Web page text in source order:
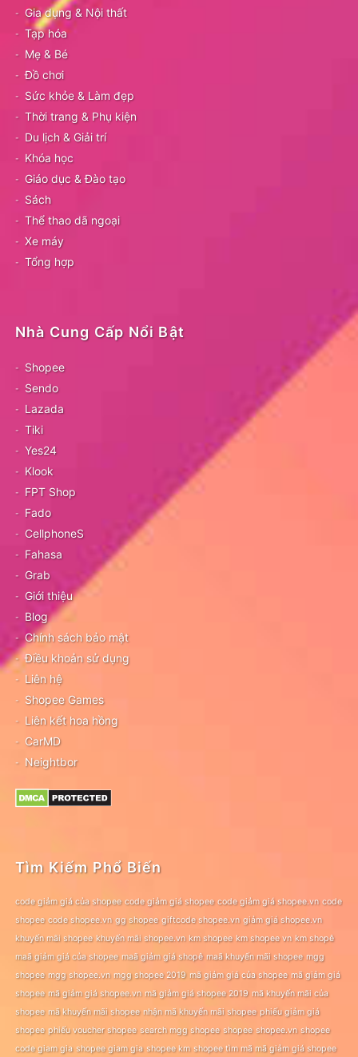
Gia dụng & Nội thất
Tạp hóa
Mẹ & Bé
Đồ chơi
Sức khỏe & Làm đẹp
Thời trang & Phụ kiện
Du lịch & Giải trí
Khóa học
Giáo dục & Đào tạo
Sách
Thể thao dã ngoại
Xe máy
Tổng hợp
Nhà Cung Cấp Nổi Bật
Shopee
Sendo
Lazada
Tiki
Yes24
Klook
FPT Shop
Fado
CellphoneS
Fahasa
Grab
Giới thiệu
Blog
Chính sách bảo mật
Điều khoản sử dụng
Liên hệ
Shopee Games
Liên kết hoa hồng
CarMD
Neightbor
Tìm Kiếm Phổ Biến
code giảm giá của shopee code giảm giá shopee code giảm giá shopee.vn code
shopee code shopee.vn gg shopee giftcode shopee.vn giảm giá shopee.vn
khuyến mãi shopee khuyến mãi shopee.vn km shopee km shopee vn km shopê
maã giảm giá của shopee maã giảm giá shopê maã khuyến mãi shopee mgg
shopee mgg shopee.vn mgg shopee 2019 mã giảm giá của shopee mã giảm giá
shopee mã giảm giá shopee.vn mã giảm giá shopee 2019 mã khuyến mãi của
shopee mã khuyến mãi shopee nhận mã khuyến mãi shopee phiếu giảm giá
shopee phiếu voucher shopee search mgg shopee shopee shopee.vn shopee
code giam gia shopee giam gia shopee km shopee tìm mã mã giảm giá shopee